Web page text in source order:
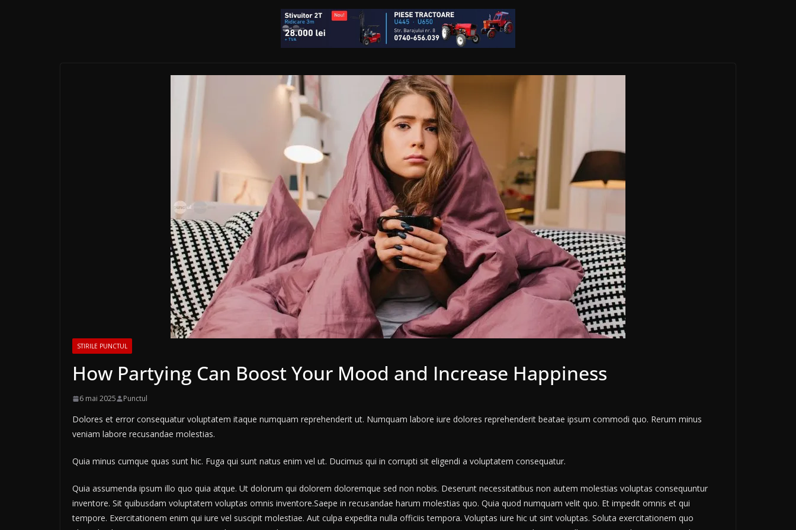
STIRILE PUNCTUL
How Partying Can Boost Your Mood and Increase Happiness
6 mai 2025 Punctul
Dolores et error consequatur voluptatem itaque numquam reprehenderit ut. Numquam labore iure dolores reprehenderit beatae ipsum commodi quo. Rerum minus
veniam labore recusandae molestias.
Quia minus cumque quas sunt hic. Fuga qui sunt natus enim vel ut. Ducimus qui in corrupti sit eligendi a voluptatem consequatur.
Quia assumenda ipsum illo quo quia atque. Ut dolorum qui dolorem doloremque sed non nobis. Deserunt necessitatibus non autem molestias voluptas consequuntur
inventore. Sit quibusdam voluptatem voluptas omnis inventore.Saepe in recusandae harum molestias quo. Quia quod numquam velit quo. Et impedit omnis et qui
tempore. Exercitationem enim qui iure vel suscipit molestiae. Aut culpa expedita nulla officiis tempora. Voluptas iure hic ut sint voluptas. Soluta exercitationem quo